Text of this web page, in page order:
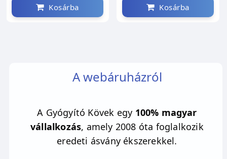
Kosárba Kosárba
A webáruházról
A Gyógyító Kövek egy 100% magyar
vállalkozás, amely 2008 óta foglalkozik
eredeti ásvány ékszerekkel.